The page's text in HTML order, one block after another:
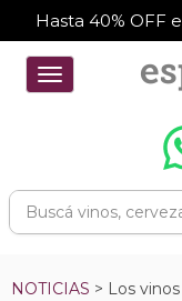
Hasta 40% OFF
Toggle
navigation
NOTICIAS > Los